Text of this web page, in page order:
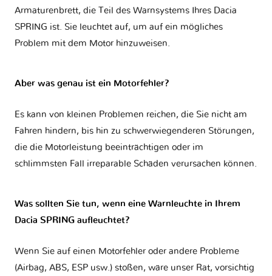
Armaturenbrett, die Teil des Warnsystems Ihres Dacia
SPRING ist. Sie leuchtet auf, um auf ein mögliches
Problem mit dem Motor hinzuweisen.
Aber was genau ist ein Motorfehler?
Es kann von kleinen Problemen reichen, die Sie nicht am
Fahren hindern, bis hin zu schwerwiegenderen Störungen,
die die Motorleistung beeinträchtigen oder im
schlimmsten Fall irreparable Schäden verursachen können.
Was sollten Sie tun, wenn eine Warnleuchte in Ihrem
Dacia SPRING aufleuchtet?
Wenn Sie auf einen Motorfehler oder andere Probleme
(Airbag, ABS, ESP usw.) stoßen, wäre unser Rat, vorsichtig